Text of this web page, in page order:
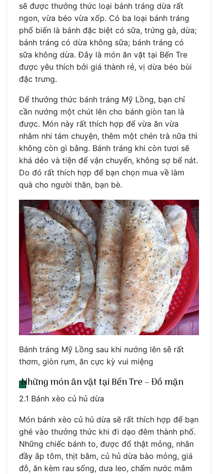
sẽ được thưởng thức loại bánh tráng dừa rất
ngon, vừa béo vừa xốp. Có ba loại bánh tráng
phổ biến là bánh đặc biệt có sữa, trứng gà, dừa;
bánh tráng có dừa không sữa; bánh tráng có
sữa không dừa. Đây là món ăn vặt tại Bến Tre
được yêu thích bởi giá thành rẻ, vị dừa béo bùi
đặc trưng.
Để thưởng thức bánh tráng Mỹ Lồng, bạn chỉ
cần nướng một chút lên cho bánh giòn tan là
được. Món này rất thích hợp để vừa ăn vừa
nhâm nhi tám chuyện, thêm một chén trà nữa thì
không còn gì bằng. Bánh tráng khi còn tươi sẽ
khá dẻo và tiện để vận chuyển, không sợ bể nát.
Do đó rất thích hợp để bạn chọn mua về làm
quà cho người thân, bạn bè.
Bánh tráng Mỹ Lồng sau khi nướng lên sẽ rất
thơm, giòn rụm, ăn cực kỳ vui miệng
Những món ăn vặt tại Bến Tre – Đồ mặn
2.1 Bánh xèo củ hủ dừa
Món bánh xèo củ hủ dừa sẽ rất thích hợp để bạn
ghé vào thưởng thức khi đi dạo đêm thành phố.
Những chiếc bánh to, được đổ thật mỏng, nhân
đầy ắp tôm, thịt bằm, củ hủ dừa bào mỏng, giá
đỗ, ăn kèm rau sống, dưa leo, chấm nước mắm